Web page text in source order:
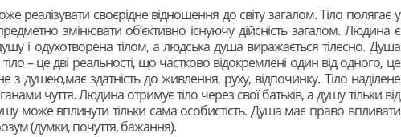
реалізувати своєрідне відношення до світу загалом. Тіло полягає у
змінювати об’єктивно існуючу дійсність загалом. Людина є
і одухотворена тілом, а людська душа виражається тілесно. Душа
– це дві реальності, що частково відокремлені один від одного, це
з душею,має здатність до живлення, руху, відпочинку. Тіло наділене
чуття. Людина отримує тіло через свої батьків, а душу тільки від
може вплинути тільки сама особистість. Душа має право впливати
(думки, почуття, бажання).